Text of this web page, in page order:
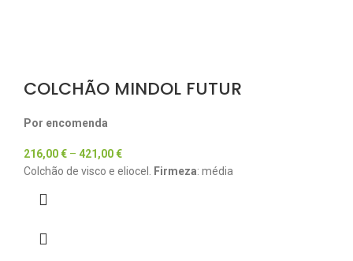
COLCHÃO MINDOL FUTUR
Por encomenda
216,00€ – 421,00€
Colchão de visco e eliocel. Firmeza: média